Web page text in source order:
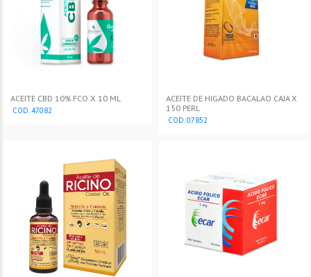
ACEITE CBD 10% FCO X 10 ML
COD. 47082
ACEITE DE HIGADO BACALAO CAJA X
150 PERL
COD. 07852